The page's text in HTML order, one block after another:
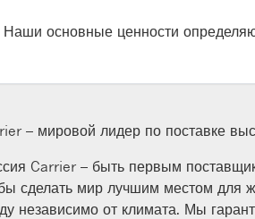
Наши основные ценности
– мировой лидер по поставке
Carrier – быть первым
сделать мир лучшим местом для
независимо от климата. Мы